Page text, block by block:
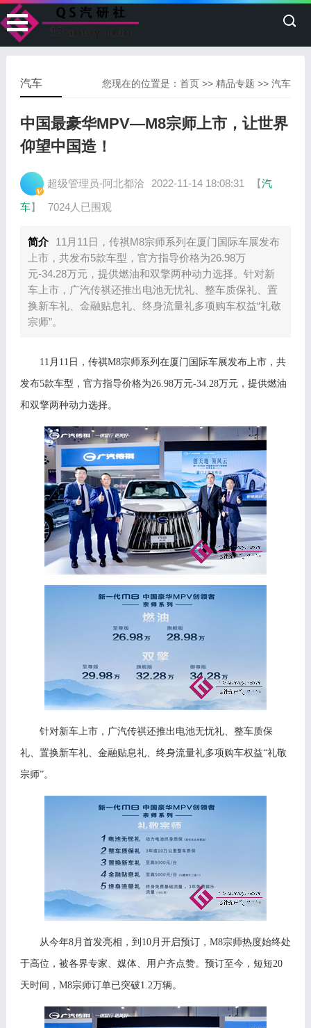
您现在的位置是：首页 >>精品专题 >>汽车
汽车
中国最豪华MPV—M8宗师上市，让世界
仰望中国造！
超级管理员-阿北都洽 2022-11-14 18:08:31 【汽
车】 7024人已围观
简介
11月11日，传祺M8宗师系列在厦门国际车展发布
上市，共发布5款车型，官方指导价格为26.98万
元-34.28万元，提供燃油和双擎两种动力选择。针对新
车上市，广汽传祺还推出电池无忧礼、整车质保礼、置
换新车礼、金融贴息礼、终身流量礼多项购车权益“礼敬
宗师”。
11月 11 日，传祺M8宗师系列 在厦门国际车展发布上市，共
发布5款车型，官方指导价格为26.98万元-34.28万元，提供燃油
和双擎两种动力选择。
针对新车上市，广汽传祺还推出电池无忧礼、整车质保
礼、置换新车礼、金融贴息礼、终身流量礼多项购车权益“礼敬
宗师”。
从今年8月首发亮相，到 10月开启预订，M8宗师热度始终处
于高位，被各界专家、媒体、用户齐点赞。预订至今，短短20
天时间， M8宗师订单已突破1.2万辆。